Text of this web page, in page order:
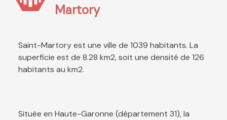
Martory
Saint-Martory est une ville de 1039 habitants. La
superficie est de 8.28 km2, soit une densité de 126
habitants au km2.
Située en Haute-Garonne (département 31), la